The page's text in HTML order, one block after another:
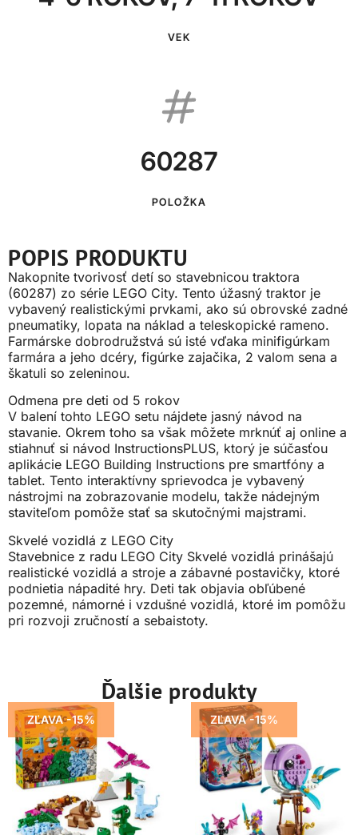
VEK
60287
POLOŽKA
POPIS PRODUKTU
Nakopnite tvorivosť detí so stavebnicou traktora
(60287) zo série LEGO City. Tento úžasný traktor je
vybavený realistickými prvkami, ako sú obrovské zadné
pneumatiky, lopata na náklad a teleskopické rameno.
Farmárske dobrodružstvá sú isté vďaka minifigúrkam
farmára a jeho dcéry, figúrke zajačika, 2 valom sena a
škatuli so zeleninou.
Odmena pre deti od 5 rokov
V balení tohto LEGO setu nájdete jasný návod na
stavanie. Okrem toho sa však môžete mrknúť aj online a
stiahnuť si návod InstructionsPLUS, ktorý je súčasťou
aplikácie LEGO Building Instructions pre smartfóny a
tablet. Tento interaktívny sprievodca je vybavený
nástrojmi na zobrazovanie modelu, takže nádejným
staviteľom pomôže stať sa skutočnými majstrami.
Skvelé vozidlá z LEGO City
Stavebnice z radu LEGO City Skvelé vozidlá prinášajú
realistické vozidlá a stroje a zábavné postavičky, ktoré
podnietia nápadité hry. Deti tak objavia obľúbené
pozemné, námorné i vzdušné vozidlá, ktoré im pomôžu
pri rozvoji zručností a sebaistoty.
Ďalšie produkty
ZĽAVA -15% ZĽAVA -15%